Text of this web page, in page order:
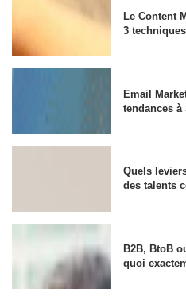
Le Content
3
Email
tendances à
Quels
des talents
B2B, BtoB
quoi